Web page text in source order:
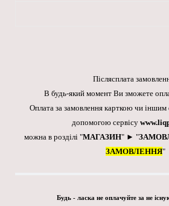
Післясплата
В будь-який момент Ви зможете
Оплата за замовлення карткою чи іншим
допомогою сервісу
можна в розділі "МАГАЗИН" ► "
ЗАМОВЛЕННЯ"
Будь - ласка не оплачуйте за не